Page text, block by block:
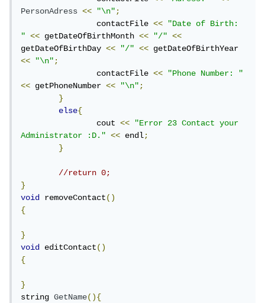
PersonAdress
<< "\n";
		contactFile
<<
"Date of Birth:
"
<< getDateOfBirthMonth << "/"
<<
getDateOfBirthDay << "/" <<
<<
"\n";
		contactFile
<<
"Phone Number: "
<< getPhoneNumber << "\n";
}
else{
		cout
<<
"Error 23 Contact your
Administrator :D."
<< endl;
}
//return 0;
}
void removeContact()
{
}
void editContact()
{
}
string GetName(){